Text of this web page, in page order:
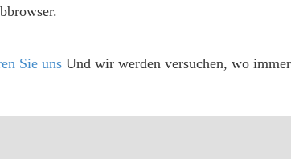
Sie uns Und wir werden versuchen, wo